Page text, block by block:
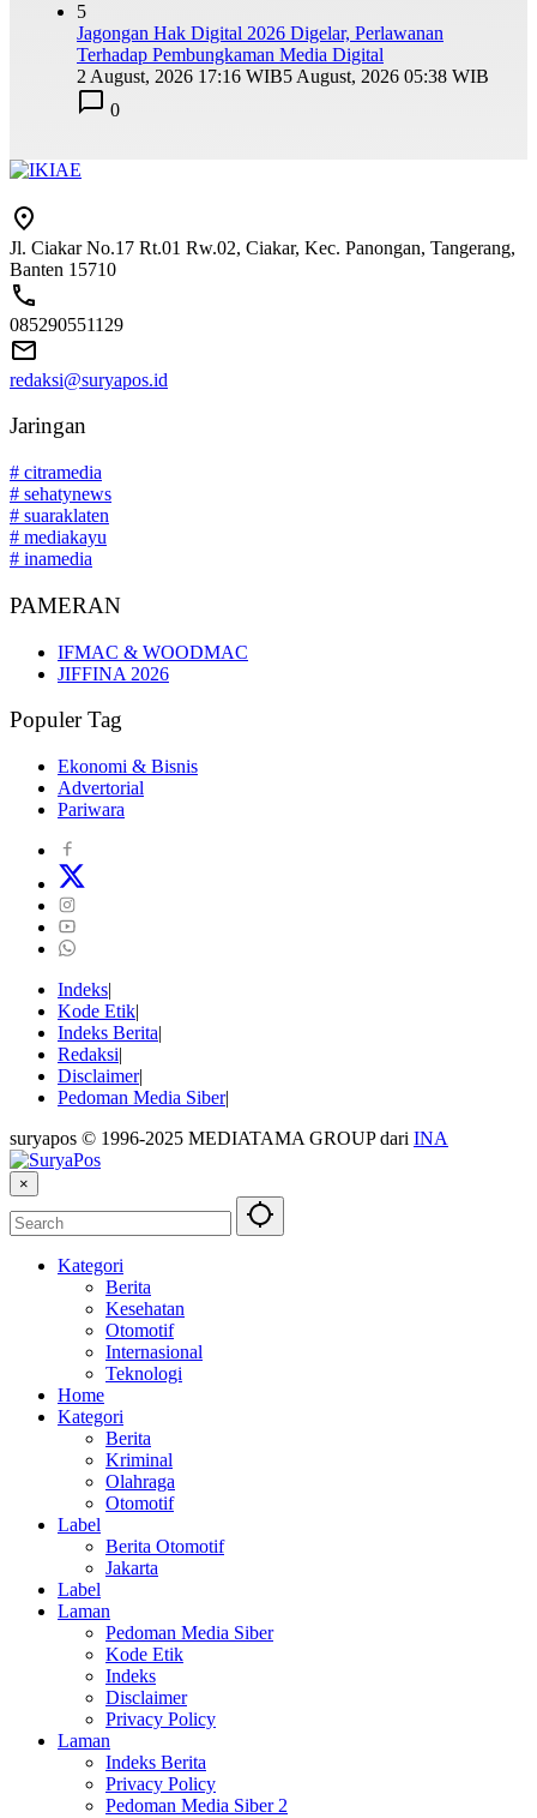
5
Jagongan Hak Digital 2026 Digelar, Perlawanan
Terhadap Pembungkaman Media Digital
2 August, 2026 17:16 WIB5 August, 2026 05:38 WIB
0
Jl. Ciakar No.17 Rt.01 Rw.02, Ciakar, Kec. Panongan, Tangerang,
Banten 15710
085290551129
redaksi@suryapos.id
Jaringan
# citramedia
# sehatynews
# suaraklaten
# mediakayu
# inamedia
PAMERAN
IFMAC & WOODMAC
JIFFINA 2026
Populer Tag
Ekonomi & Bisnis
Advertorial
Pariwara
Indeks
Kode Etik
Indeks Berita
Redaksi
Disclaimer
Pedoman Media Siber
suryapos © 1996-2025 MEDIATAMA GROUP dari INA
×
Kategori
Berita
Kesehatan
Otomotif
Internasional
Teknologi
Home
Kategori
Berita
Kriminal
Olahraga
Otomotif
Label
Berita Otomotif
Jakarta
Label
Laman
Pedoman Media Siber
Kode Etik
Indeks
Disclaimer
Privacy Policy
Laman
Indeks Berita
Privacy Policy
Pedoman Media Siber 2